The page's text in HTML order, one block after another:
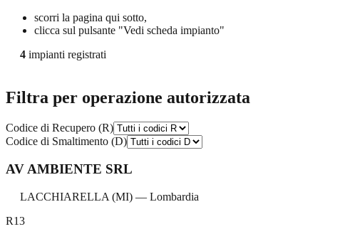
scorri la pagina qui sotto,
clicca sul pulsante "Vedi scheda impianto"
4 impianti registrati
Filtra per operazione autorizzata
Codice di Recupero (R)
Codice di Smaltimento (D)
AV AMBIENTE SRL
LACCHIARELLA (MI) — Lombardia
R13